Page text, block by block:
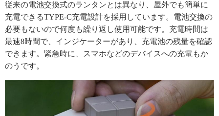
従来の電池交換式のランタンとは異なり、屋外でも簡単に
充電できるTYPE-C充電設計を採用しています。電池交換の
必要もないので何度も繰り返し使用可能です。充電時間は
最速8時間で、インジケーターがあり、充電池の残量を確認
できます。緊急時に、スマホなどのデバイスへの充電もか
のうです。